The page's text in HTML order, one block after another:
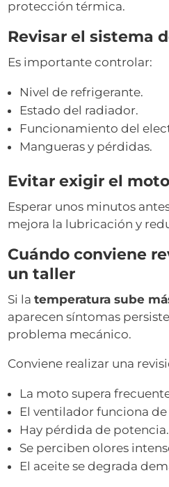
protección térmica.
Revisar el sistema
Es importante controlar:
Nivel de refrigerante.
Estado del radiador.
Funcionamiento del
Mangueras y pérdidas.
Evitar exigir el
Esperar unos minutos
mejora la lubricación y
Cuándo conviene
un taller
Si latemperatura sube
aparecen síntomas
problema mecánico.
Conviene realizar una
La moto supera
El ventilador funciona
Hay pérdida de potencia.
Se perciben olores
El aceite se degrada